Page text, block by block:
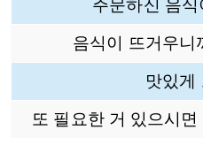
주문하신 음
음식이 뜨거우니
맛있게
또 필요한 거 있으시